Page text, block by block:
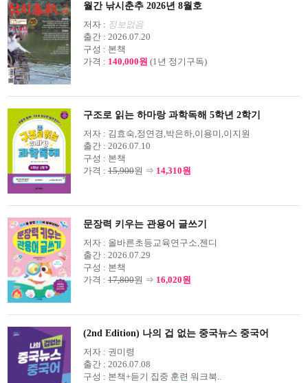
월간 낚시춘추 2026년 8월호
저자 : 정보없음
출간 : 2026.07.20
구성 : 본책
가격 : 140,000원 (1년 정기구독)
구조로 읽는 하마랑 과학독해 5학년 2학기
저자 : 김효숙,정연경,박은하,이용미,이지원
출간 : 2026.07.10
구성 : 본책
가격 : 15,900원 ⇒ 14,310원
문장력 키우는 관용어 글쓰기
저자 : 올바른초등교육연구소,젠디
출간 : 2026.07.29
구성 : 본책
가격 : 17,800원 ⇒ 16,020원
(2nd Edition) 나의 겁 없는 중국뉴스 중국어
저자 : 권미령
출간 : 2026.07.08
구성 : 본책+듣기 집중 훈련 워크북..